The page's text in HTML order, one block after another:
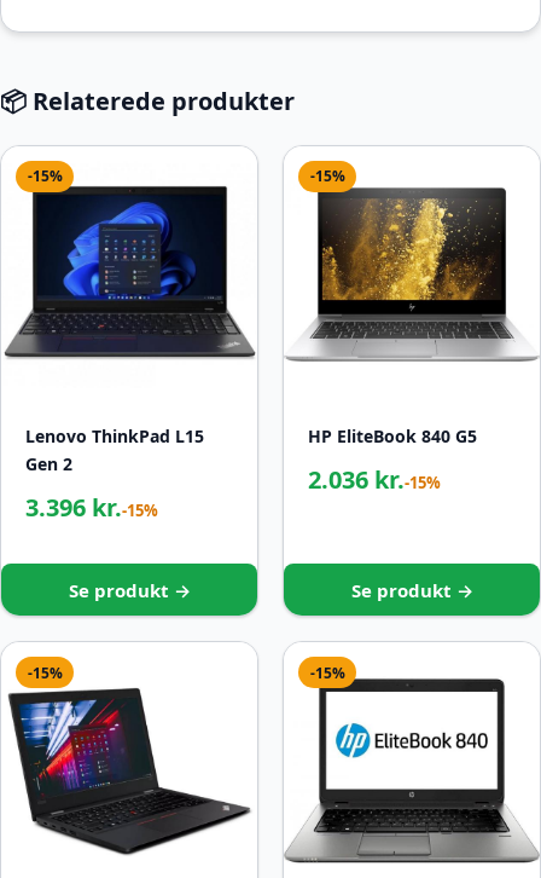
📦 Relaterede produkter
-15%
Lenovo ThinkPad L15
Gen 2
3.396 kr.-15%
Se produkt →
-15%
HP EliteBook 840 G5
2.036 kr.-15%
Se produkt →
-15% -15%